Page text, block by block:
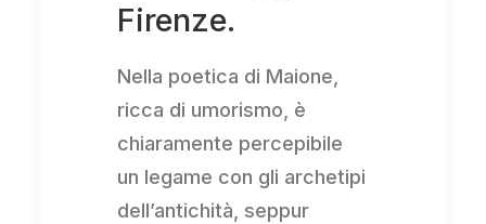
Firenze.
Nella poetica di Maione,
ricca di umorismo, è
chiaramente percepibile
un legame con gli archetipi
dell’antichità, seppur